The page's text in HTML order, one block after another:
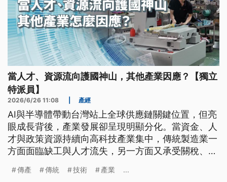
當人才、資源流向護國神山，其他產業因應？【獨立
特派員】
2026/6/26 11:08 產經
AI與半導體帶動台灣站上全球供應鏈關鍵位置，但亮
眼成長背後，產業發展卻呈現明顯分化。當資金、人
才與政策資源持續向高科技產業集中，傳統製造業一
方面面臨缺工與人才流失，另一方面又承受關稅、匯
數就業人口的中小企業，正努力透過自動化、數位轉
傳產 傳統 技術 產業 ...